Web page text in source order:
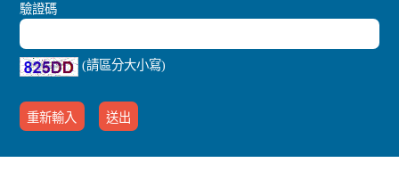
驗證碼
(請區分大小寫)